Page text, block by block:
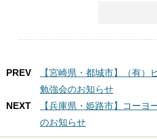
PREV
【宮崎県・都城市】（有）
勉強会のお知らせ
NEXT
【兵庫県・姫路市】コーヨ
のお知らせ